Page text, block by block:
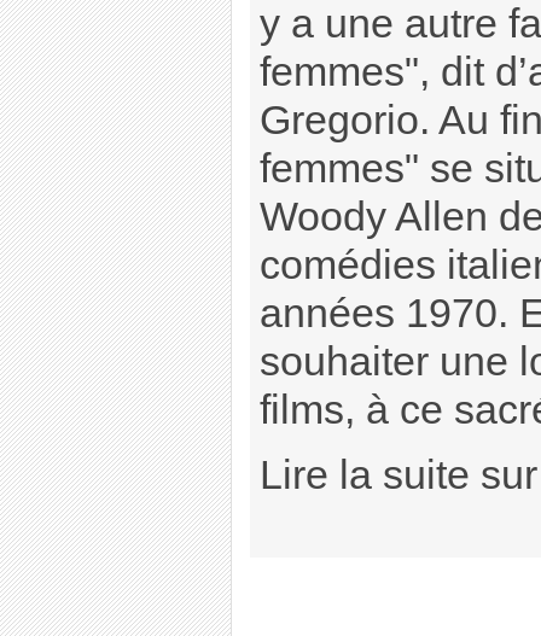
y a une autre
femmes", dit
Gregorio. Au
femmes" se
Woody Allen
comédies
années 1970.
souhaiter une
films, à ce
Lire la suite